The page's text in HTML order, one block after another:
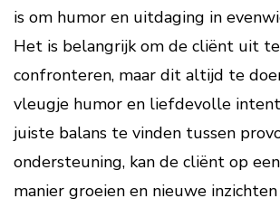
is om humor en uitdaging in
Het is belangrijk om de cliënt uit
confronteren, maar dit altijd te
vleugje humor en liefdevolle
juiste balans te vinden tussen
ondersteuning, kan de cliënt op
manier groeien en nieuwe